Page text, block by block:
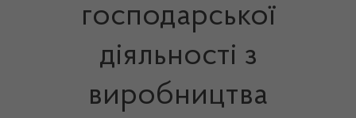
господарської
діяльності з
виробництва